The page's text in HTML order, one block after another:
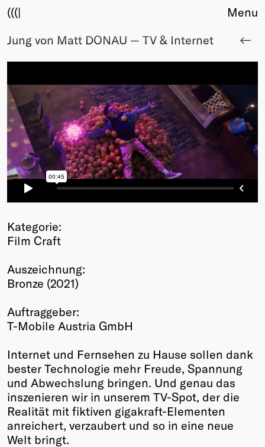
(((|
About
Sponsors
Fair Work
TBD
Events
Upcoming
Past
Membership
Members
Young Creatives
Winners
Past
Annual
Menu
Jung von Matt DONAU — TV & Internet
Kategorie:
Film Craft
Auszeichnung:
Bronze (2021)
Auftraggeber:
T-Mobile Austria GmbH
Internet und Fernsehen zu Hause sollen dank
bester Technologie mehr Freude, Spannung
und Abwechslung bringen. Und genau das
inszenieren wir in unserem TV-Spot, der die
Realität mit fiktiven gigakraft-Elementen
anreichert, verzaubert und so in eine neue
Welt bringt.